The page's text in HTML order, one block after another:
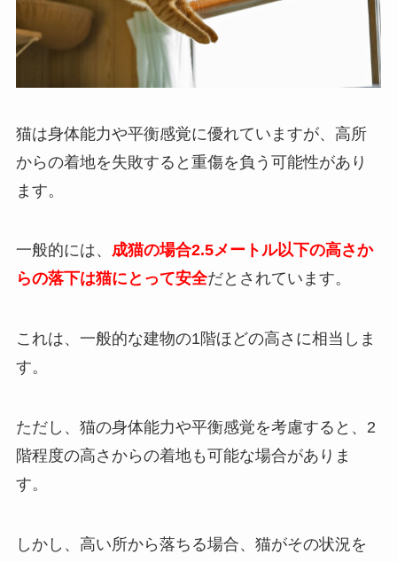
猫は身体能力や平衡感覚に優れていますが、高所
からの着地を失敗すると重傷を負う可能性があり
ます。
一般的には、 成猫の場合2.5メートル以下の高さか
らの落下は猫にとって安全だとされています。
これは、一般的な建物の1階ほどの高さに相当しま
す。
ただし、猫の身体能力や平衡感覚を考慮すると、2
階程度の高さからの着地も可能な場合がありま
す。
しかし、高い所から落ちる場合、猫がその状況を